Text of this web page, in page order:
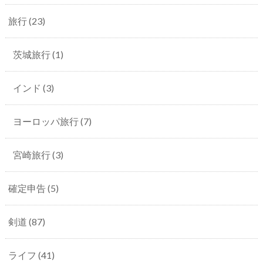
旅行(23)
茨城旅行(1)
インド (3)
ヨーロッパ旅行(7)
宮崎旅行(3)
確定申告(5)
剣道 (87)
ライフ (41)